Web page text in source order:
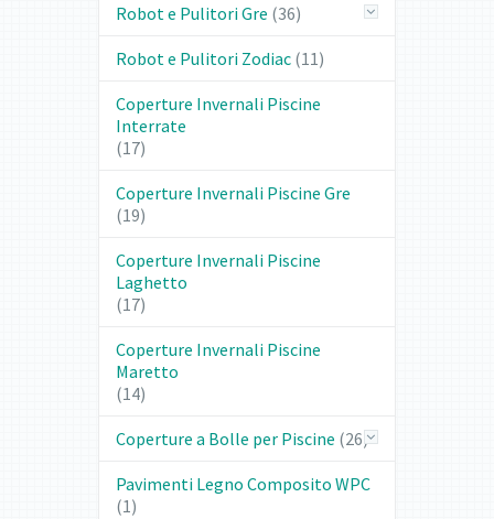
Robot e Pulitori Gre (36)
Robot e Pulitori Zodiac (11)
Coperture Invernali Piscine
Interrate
(17)
Coperture Invernali Piscine Gre
(19)
Coperture Invernali Piscine
Laghetto
(17)
Coperture Invernali Piscine
Maretto
(14)
Coperture a Bolle per Piscine (26)
Pavimenti Legno Composito WPC
(1)